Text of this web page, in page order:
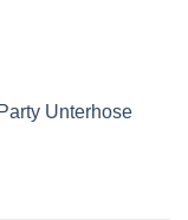
Unterhose